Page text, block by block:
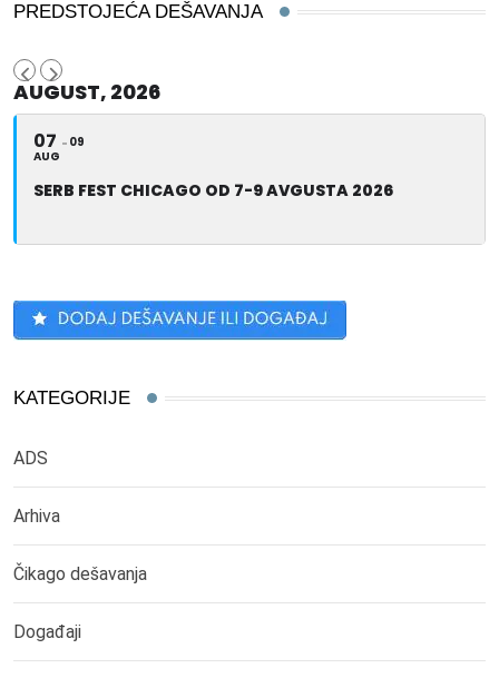
PREDSTOJEĆA DEŠAVANJA
AUGUST, 2026
07
AUG
09
SERB FEST CHICAGO OD 7-9 AVGUSTA 2026
KATEGORIJE
ADS
Arhiva
Čikago dešavanja
Događaji